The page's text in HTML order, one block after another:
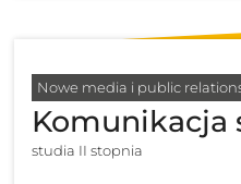
Nowe media i public
Komunikacja
studia II stopnia